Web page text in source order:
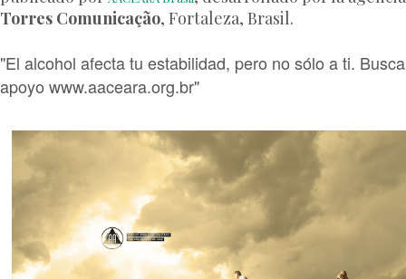
Torres Comunicação, Fortaleza, Brasil.
"El alcohol afecta tu estabilidad, pero no sólo a ti. Busca
apoyo www.aaceara.org.br"